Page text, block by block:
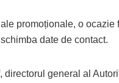
promoționale, o ocazie
date de contact.
general al